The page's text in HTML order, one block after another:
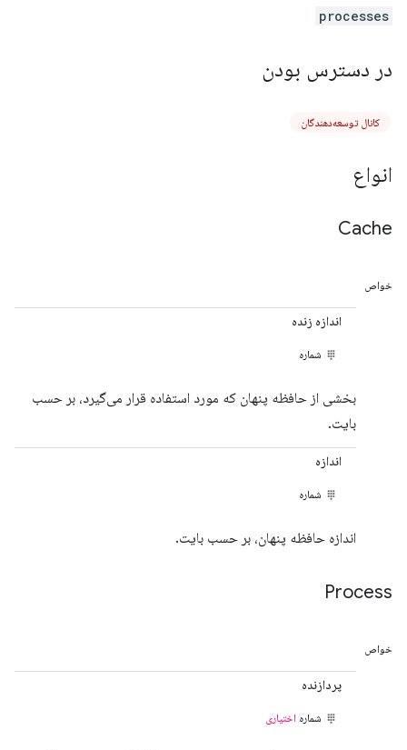
processes
در دسترس بودن
کانال توسعه‌دهندگان
انواع
Cache
خواص
اندازه زنده
شماره
بخشی از حافظه پنهان که مورد استفاده قرار می‌گیرد، بر حسب
بایت.
اندازه
شماره
اندازه حافظه پنهان، بر حسب بایت.
Process
خواص
پردازنده
شماره اختیاری